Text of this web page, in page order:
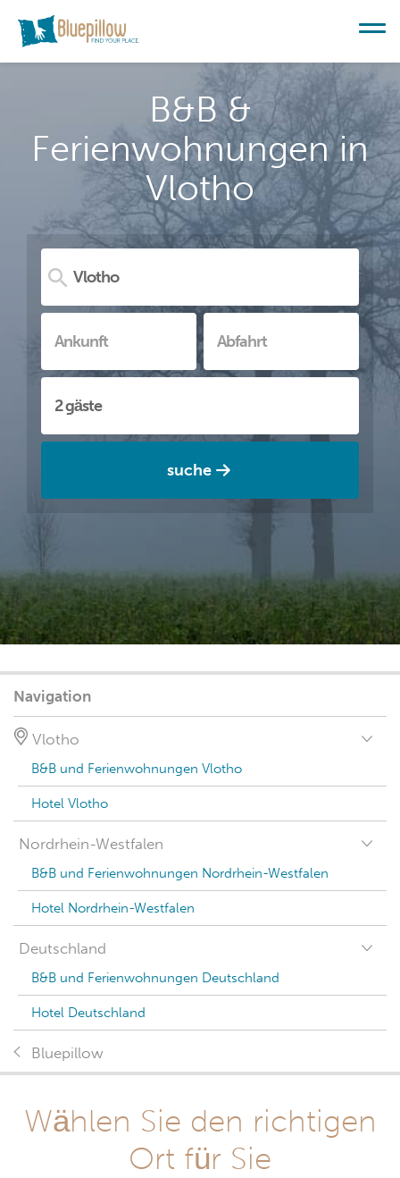
B&B &
Ferienwohnungen in
Vlotho
suche
Navigation
Vlotho
B&B und Ferienwohnungen Vlotho
Hotel Vlotho
Nordrhein-Westfalen
B&B und Ferienwohnungen Nordrhein-Westfalen
Hotel Nordrhein-Westfalen
Deutschland
B&B und Ferienwohnungen Deutschland
Hotel Deutschland
Bluepillow
Wählen Sie den richtigen
Ort für Sie